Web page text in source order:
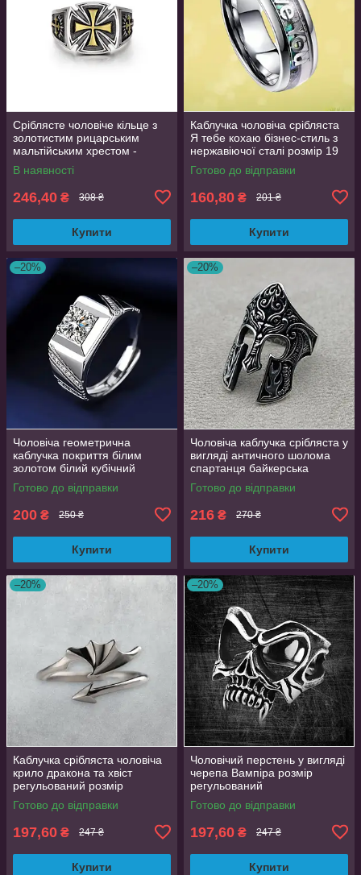
Сріблясте чоловіче кільце з
золотистим рицарським
мальтійським хрестом -
доблесть і честь,
регульований розмір
В наявності
246,40 ₴ 308 ₴
Купити
Каблучка чоловіча срібляста
Я тебе кохаю бізнес-стиль з
нержавіючої сталі розмір 19
OrnatusDivinus758
Готово до відправки
160,80 ₴ 201 ₴
Купити
–20%
Чоловіча геометрична
каблучка покриття білим
золотом білий кубічний
цирконій розмір 18
Готово до відправки
200 ₴ 250 ₴
Купити
–20%
Чоловіча каблучка срібляста у
вигляді античного шолома
спартанця байкерська
регульована AurumLux297
Готово до відправки
216 ₴ 270 ₴
Купити
–20%
Каблучка срібляста чоловіча
крило дракона та хвіст
регульований розмір
AurumLux024
Готово до відправки
197,60 ₴ 247 ₴
Купити
–20%
Чоловічий перстень у вигляді
черепа Вампіра розмір
регульований
Готово до відправки
197,60 ₴ 247 ₴
Купити